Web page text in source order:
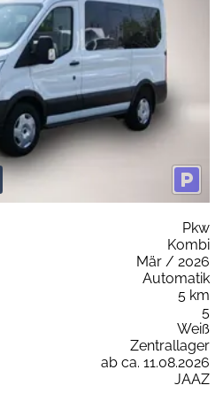
Pkw
Kombi
Mär / 2026
Automatik
5 km
5
Weiß
Zentrallager
ab ca. 11.08.2026
JAAZ